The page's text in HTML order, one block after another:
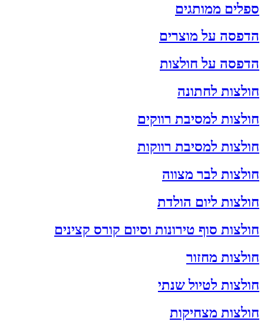
ספלים ממותגים
הדפסה על מוצרים
הדפסה על חולצות
חולצות לחתונה
חולצות למסיבת רווקים
חולצות למסיבת רווקות
חולצות לבר מצווה
חולצות ליום הולדת
חולצות סוף טירונות וסיום קורס קצינים
חולצות מחזור
חולצות לטיול שנתי
חולצות מצחיקות